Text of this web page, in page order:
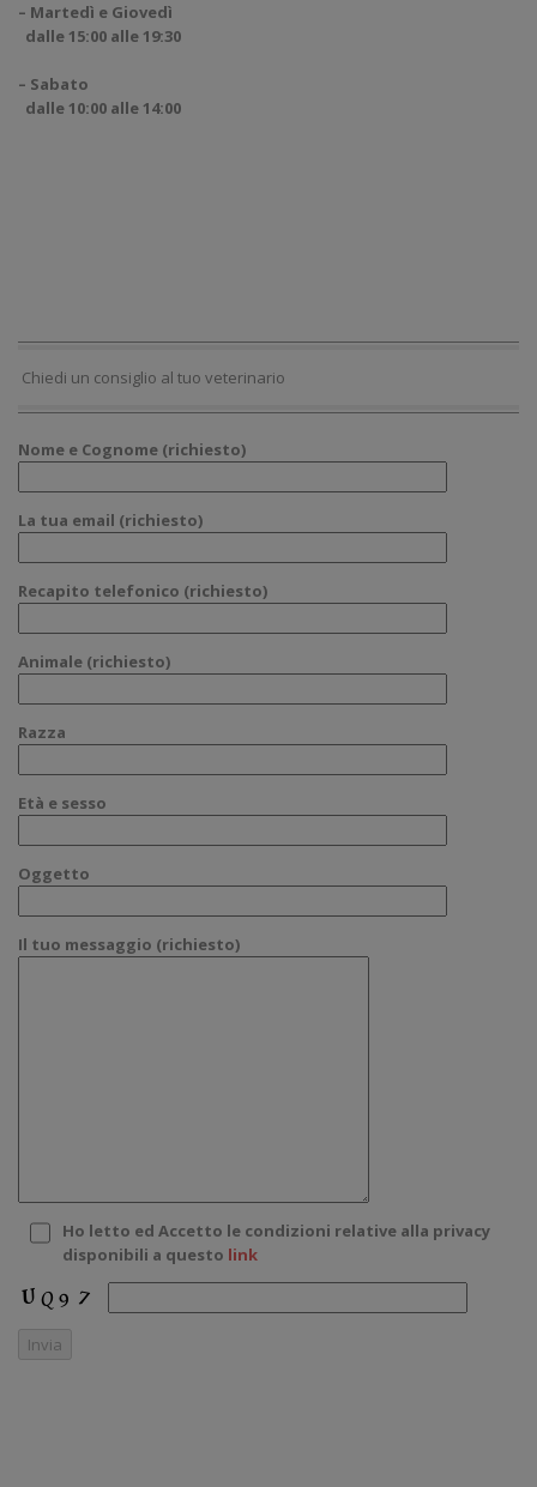
– Martedì e Giovedì
dalle 15:00 alle 19:30
– Sabato
dalle 10:00 alle 14:00
Chiedi un consiglio al tuo veterinario
Nome e Cognome (richiesto)
La tua email (richiesto)
Recapito telefonico (richiesto)
Animale (richiesto)
Razza
Età e sesso
Oggetto
Il tuo messaggio (richiesto)
Ho letto ed Accetto le condizioni relative alla privacy
disponibili a questo link